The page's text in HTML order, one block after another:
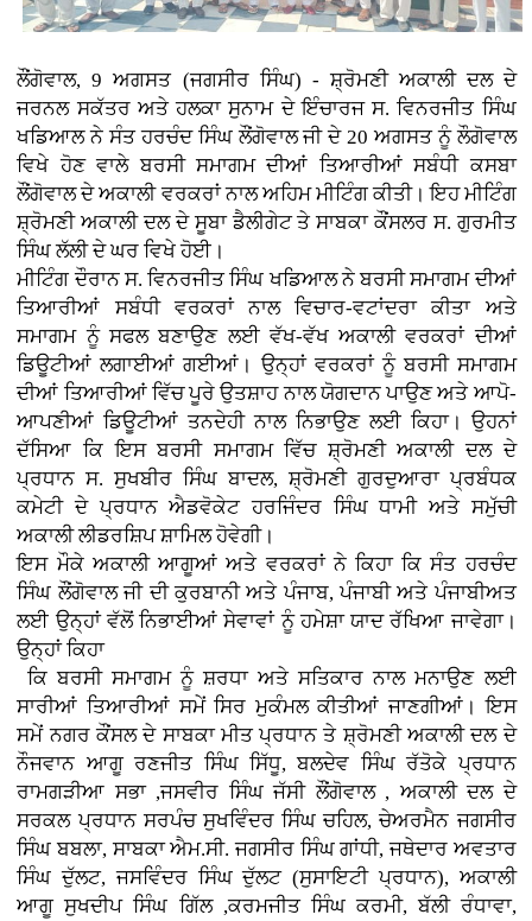
ਲੌਂਗੋਵਾਲ, 9 ਅਗਸਤ (ਜਗਸੀਰ ਸਿੰਘ) - ਸ਼੍ਰੋਮਣੀ ਅਕਾਲੀ ਦਲ ਦੇ
ਜਰਨਲ ਸਕੱਤਰ ਅਤੇ ਹਲਕਾ ਸੁਨਾਮ ਦੇ ਇੰਚਾਰਜ ਸ. ਵਿਨਰਜੀਤ ਸਿੰਘ
ਖਡਿਆਲ ਨੇ ਸੰਤ ਹਰਚੰਦ ਸਿੰਘ ਲੌਂਗੋਵਾਲ ਜੀ ਦੇ 20 ਅਗਸਤ ਨੂੰ ਲੌਗੋਵਾਲ
ਵਿਖੇ ਹੋਣ ਵਾਲੇ ਬਰਸੀ ਸਮਾਗਮ ਦੀਆਂ ਤਿਆਰੀਆਂ ਸਬੰਧੀ ਕਸਬਾ
ਲੌਂਗੋਵਾਲ ਦੇ ਅਕਾਲੀ ਵਰਕਰਾਂ ਨਾਲ ਅਹਿਮ ਮੀਟਿੰਗ ਕੀਤੀ। ਇਹ ਮੀਟਿੰਗ
ਸ਼੍ਰੋਮਣੀ ਅਕਾਲੀ ਦਲ ਦੇ ਸੂਬਾ ਡੈਲੀਗੇਟ ਤੇ ਸਾਬਕਾ ਕੌਂਸਲਰ ਸ. ਗੁਰਮੀਤ
ਸਿੰਘ ਲੱਲੀ ਦੇ ਘਰ ਵਿਖੇ ਹੋਈ।
ਮੀਟਿੰਗ ਦੌਰਾਨ ਸ. ਵਿਨਰਜੀਤ ਸਿੰਘ ਖਡਿਆਲ ਨੇ ਬਰਸੀ ਸਮਾਗਮ ਦੀਆਂ
ਤਿਆਰੀਆਂ ਸਬੰਧੀ ਵਰਕਰਾਂ ਨਾਲ ਵਿਚਾਰ-ਵਟਾਂਦਰਾ ਕੀਤਾ ਅਤੇ
ਸਮਾਗਮ ਨੂੰ ਸਫਲ ਬਣਾਉਣ ਲਈ ਵੱਖ-ਵੱਖ ਅਕਾਲੀ ਵਰਕਰਾਂ ਦੀਆਂ
ਡਿਊਟੀਆਂ ਲਗਾਈਆਂ ਗਈਆਂ। ਉਨ੍ਹਾਂ ਵਰਕਰਾਂ ਨੂੰ ਬਰਸੀ ਸਮਾਗਮ
ਦੀਆਂ ਤਿਆਰੀਆਂ ਵਿੱਚ ਪੂਰੇ ਉਤਸ਼ਾਹ ਨਾਲ ਯੋਗਦਾਨ ਪਾਉਣ ਅਤੇ ਆਪੋ-
ਆਪਣੀਆਂ ਡਿਊਟੀਆਂ ਤਨਦੇਹੀ ਨਾਲ ਨਿਭਾਉਣ ਲਈ ਕਿਹਾ। ਉਹਨਾਂ
ਦੱਸਿਆ ਕਿ ਇਸ ਬਰਸੀ ਸਮਾਗਮ ਵਿੱਚ ਸ਼੍ਰੋਮਣੀ ਅਕਾਲੀ ਦਲ ਦੇ
ਪ੍ਰਧਾਨ ਸ. ਸੁਖਬੀਰ ਸਿੰਘ ਬਾਦਲ, ਸ਼੍ਰੋਮਣੀ ਗੁਰਦੁਆਰਾ ਪ੍ਰਬੰਧਕ
ਕਮੇਟੀ ਦੇ ਪ੍ਰਧਾਨ ਐਡਵੋਕੇਟ ਹਰਜਿੰਦਰ ਸਿੰਘ ਧਾਮੀ ਅਤੇ ਸਮੁੱਚੀ
ਅਕਾਲੀ ਲੀਡਰਸ਼ਿਪ ਸ਼ਾਮਿਲ ਹੋਵੇਗੀ।
ਇਸ ਮੌਕੇ ਅਕਾਲੀ ਆਗੂਆਂ ਅਤੇ ਵਰਕਰਾਂ ਨੇ ਕਿਹਾ ਕਿ ਸੰਤ ਹਰਚੰਦ
ਸਿੰਘ ਲੌਂਗੋਵਾਲ ਜੀ ਦੀ ਕੁਰਬਾਨੀ ਅਤੇ ਪੰਜਾਬ, ਪੰਜਾਬੀ ਅਤੇ ਪੰਜਾਬੀਅਤ
ਲਈ ਉਨ੍ਹਾਂ ਵੱਲੋਂ ਨਿਭਾਈਆਂ ਸੇਵਾਵਾਂ ਨੂੰ ਹਮੇਸ਼ਾ ਯਾਦ ਰੱਖਿਆ ਜਾਵੇਗਾ।
ਉਨ੍ਹਾਂ ਕਿਹਾ
ਕਿ ਬਰਸੀ ਸਮਾਗਮ ਨੂੰ ਸ਼ਰਧਾ ਅਤੇ ਸਤਿਕਾਰ ਨਾਲ ਮਨਾਉਣ ਲਈ
ਸਾਰੀਆਂ ਤਿਆਰੀਆਂ ਸਮੇਂ ਸਿਰ ਮੁਕੰਮਲ ਕੀਤੀਆਂ ਜਾਣਗੀਆਂ। ਇਸ
ਸਮੇਂ ਨਗਰ ਕੌਂਸਲ ਦੇ ਸਾਬਕਾ ਮੀਤ ਪ੍ਰਧਾਨ ਤੇ ਸ਼੍ਰੋਮਣੀ ਅਕਾਲੀ ਦਲ ਦੇ
ਨੌਜਵਾਨ ਆਗੂ ਰਣਜੀਤ ਸਿੰਘ ਸਿੱਧੂ, ਬਲਦੇਵ ਸਿੰਘ ਰੱਤੋਕੇ ਪ੍ਰਧਾਨ
ਰਾਮਗੜੀਆ ਸਭਾ ,ਜਸਵੀਰ ਸਿੰਘ ਜੱਸੀ ਲੌਂਗੋਵਾਲ , ਅਕਾਲੀ ਦਲ ਦੇ
ਸਰਕਲ ਪ੍ਰਧਾਨ ਸਰਪੰਚ ਸੁਖਵਿੰਦਰ ਸਿੰਘ ਚਹਿਲ, ਚੇਅਰਮੈਨ ਜਗਸੀਰ
ਸਿੰਘ ਬਬਲਾ, ਸਾਬਕਾ ਐਮ.ਸੀ. ਜਗਸੀਰ ਸਿੰਘ ਗਾਂਧੀ, ਜਥੇਦਾਰ ਅਵਤਾਰ
ਸਿੰਘ ਦੁੱਲਟ, ਜਸਵਿੰਦਰ ਸਿੰਘ ਦੁੱਲਟ (ਸੁਸਾਇਟੀ ਪ੍ਰਧਾਨ), ਅਕਾਲੀ
ਆਗੂ ਸੁਖਦੀਪ ਸਿੰਘ ਗਿੱਲ ,ਕਰਮਜੀਤ ਸਿੰਘ ਕਰਮੀ, ਬੱਲੀ ਰੰਧਾਵਾ,